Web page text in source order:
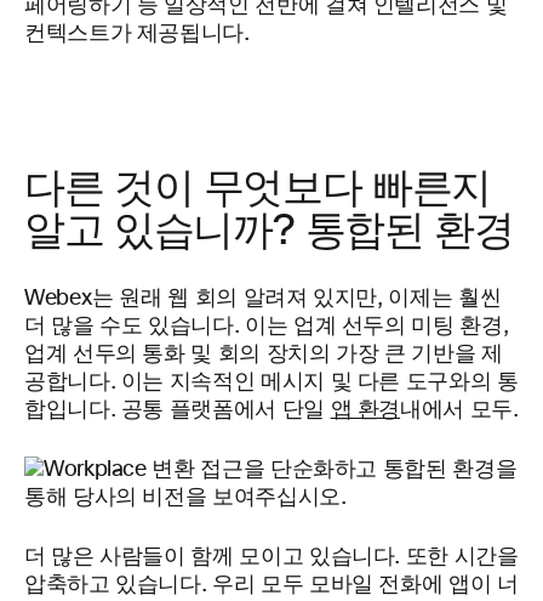
페어링하기 등 일상적인 전반에 걸쳐 인텔리전스 및
컨텍스트가 제공됩니다.
다른 것이 무엇보다 빠른지
알고 있습니까? 통합된 환경
Webex는 원래 웹 회의 알려져 있지만, 이제는 훨씬
더 많을 수도 있습니다. 이는 업계 선두의 미팅 환경,
업계 선두의 통화 및 회의 장치의 가장 큰 기반을 제
공합니다. 이는 지속적인 메시지 및 다른 도구와의 통
합입니다. 공통 플랫폼에서 단일 앱 환경내에서 모두.
더 많은 사람들이 함께 모이고 있습니다. 또한 시간을
압축하고 있습니다. 우리 모두 모바일 전화에 앱이 너